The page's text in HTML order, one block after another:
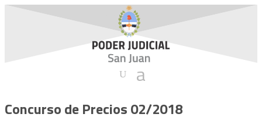
Concurso de Precios 02/2018